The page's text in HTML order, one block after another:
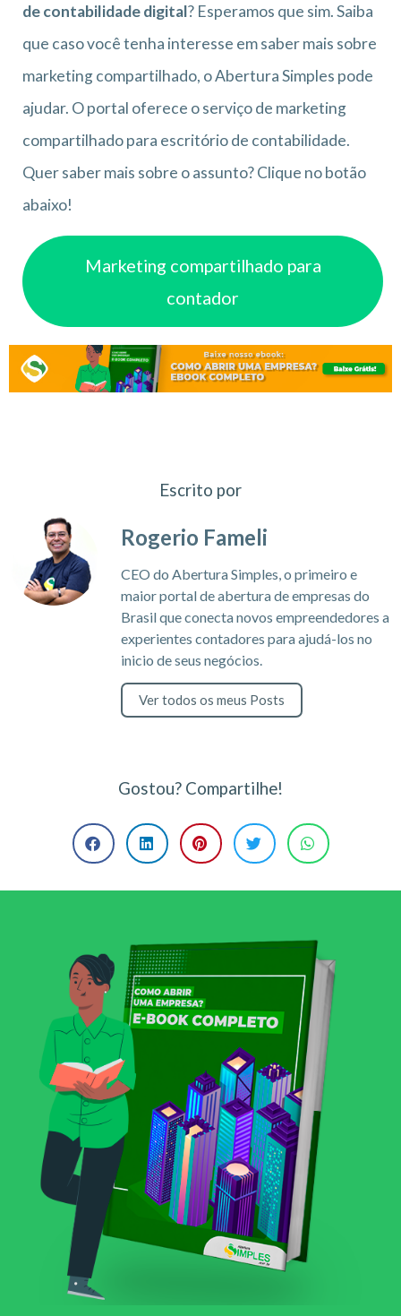
de contabilidade digital? Esperamos que sim. Saiba
que caso você tenha interesse em saber mais sobre
marketing compartilhado, o Abertura Simples pode
ajudar. O portal oferece o serviço de marketing
compartilhado para escritório de contabilidade.
Quer saber mais sobre o assunto? Clique no botão
abaixo!
Marketing compartilhado para
contador
Escrito por
Rogerio Fameli
CEO do Abertura Simples, o primeiro e
maior portal de abertura de empresas do
Brasil que conecta novos empreendedores a
experientes contadores para ajudá-los no
inicio de seus negócios.
Ver todos os meus Posts
Gostou? Compartilhe!